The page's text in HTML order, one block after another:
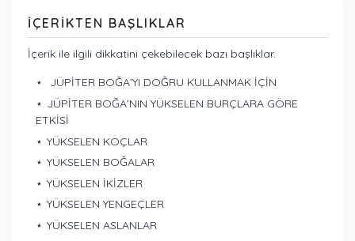
İÇERIKTEN BAŞLIKLAR
İçerik ile ilgili dikkatini çekebilecek bazı başlıklar.
JÜPİTER BOĞA’YI DOĞRU KULLANMAK İÇİN
JÜPİTER BOĞA’NIN YÜKSELEN BURÇLARA GÖRE
ETKİSİ
YÜKSELEN KOÇLAR
YÜKSELEN BOĞALAR
YÜKSELEN İKİZLER
YÜKSELEN YENGEÇLER
YÜKSELEN ASLANLAR